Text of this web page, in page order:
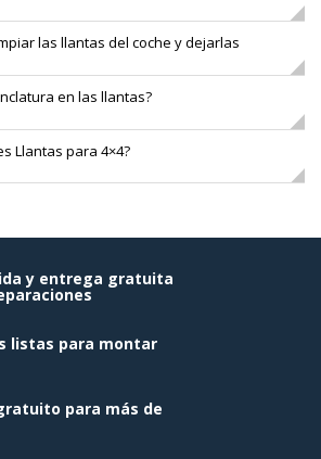
las llantas del coche y dejarlas
en las llantas?
Llantas para 4×4?
y entrega gratuita
listas para montar
para más de